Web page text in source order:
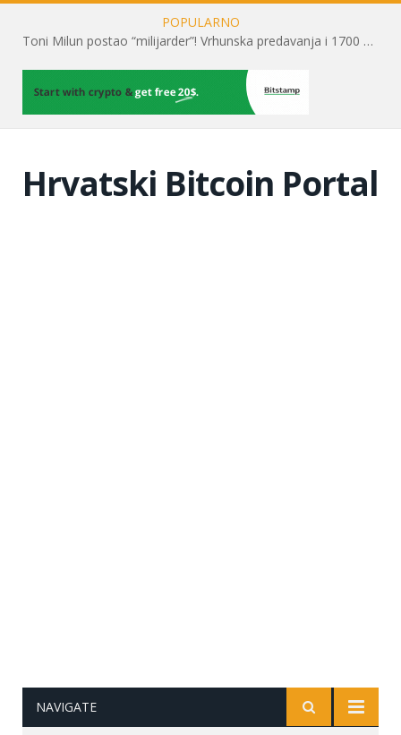
POPULARNO
Toni Milun postao “milijarder”! Vrhunska predavanja i 1700 posjetitelja obilježili su mjesec financijske pismenosti
Hrvatski Bitcoin Portal
NAVIGATE